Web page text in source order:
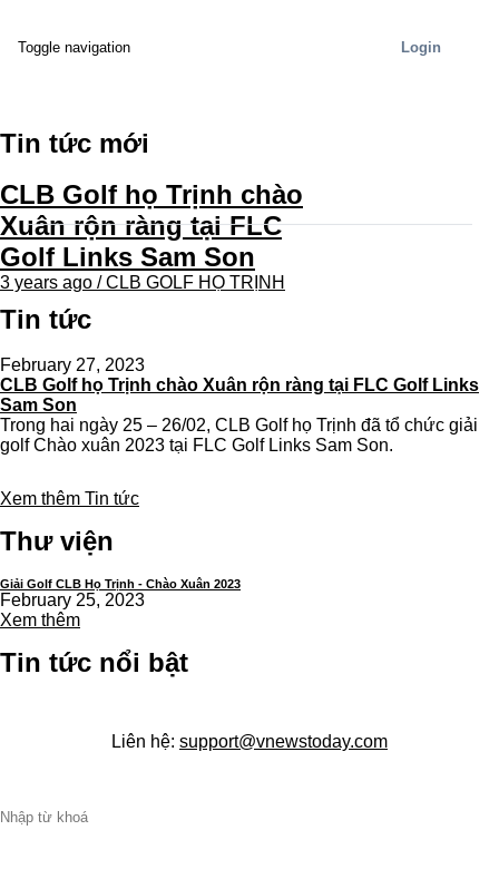
Toggle navigation Login
Tin tức mới
CLB Golf họ Trịnh chào
Xuân rộn ràng tại FLC
Golf Links Sam Son
3 years ago / CLB GOLF HỌ TRỊNH
Tin tức
February 27, 2023
CLB Golf họ Trịnh chào Xuân rộn ràng tại FLC Golf Links
Sam Son
Trong hai ngày 25 – 26/02, CLB Golf họ Trịnh đã tổ chức giải
golf Chào xuân 2023 tại FLC Golf Links Sam Son.
Xem thêm Tin tức
Thư viện
Giải Golf CLB Họ Trịnh - Chào Xuân 2023
February 25, 2023
Xem thêm
Tin tức nổi bật
Liên hệ: support@vnewstoday.com